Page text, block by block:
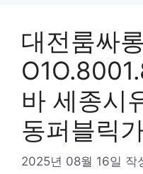
대전룸싸롱
바 세종시
동퍼블릭
2025년 08월 16일 작